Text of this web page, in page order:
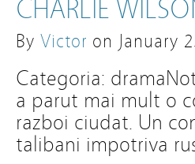
CHARLIE
By Victor on January
Categoria:
a parut mai mult o
razboi ciudat. Un
talibani impotriva